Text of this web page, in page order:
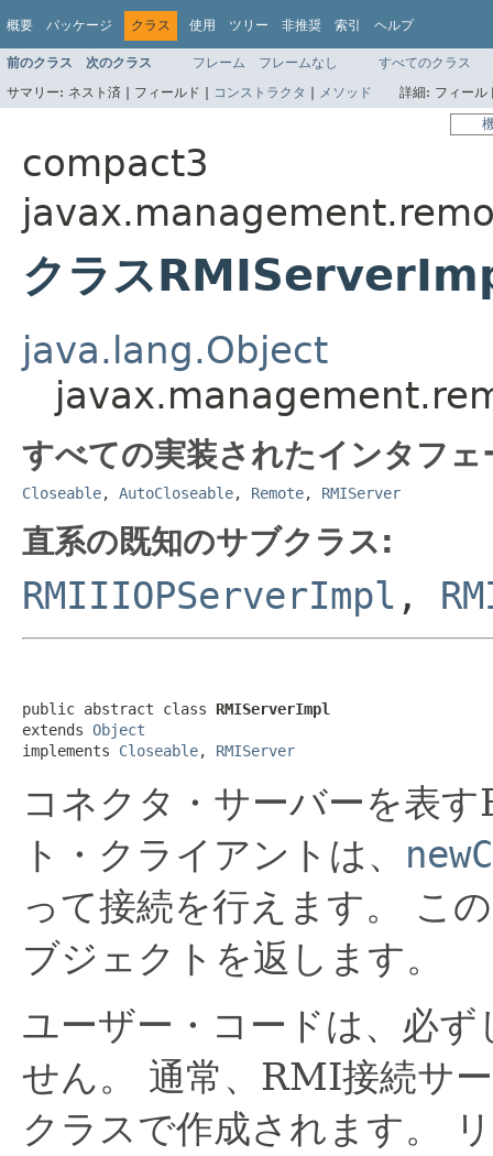
概要 パッケージ クラス 使用 ツリー 非推奨 索引 ヘルプ
前のクラス 次のクラス フレーム フレームなし
すべてのクラス
サマリー: ネスト済 | フィールド | コンストラクタ | メソッド 詳細: フィー
compact3
クラス
java.lang.Object
すべての実装されたインタフ
Closeable, AutoCloseable, Remote, RMIServer
直系の既知のサブクラス:
RMIIIOPServerImpl ,
public abstract class RMIServerImpl
extends Object
implements Closeable, RMIServer
コネクタ・サーバーを表
ト・クライアントは、
って接続を行えます。
こ
ブジェクトを返します。
ユーザー・コードは、必
せん。
通常、RMI接続サ
クラスで作成されます。